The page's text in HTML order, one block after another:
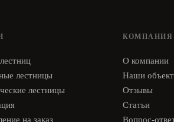
лестницы
лестницы
на заказ
КОМПАНИЯ
О компании
Наши
Отзывы
Статьи
Вопрос-